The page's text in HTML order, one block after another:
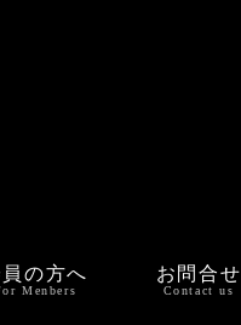
の方へ
Menbers
お問合せ
Contact us